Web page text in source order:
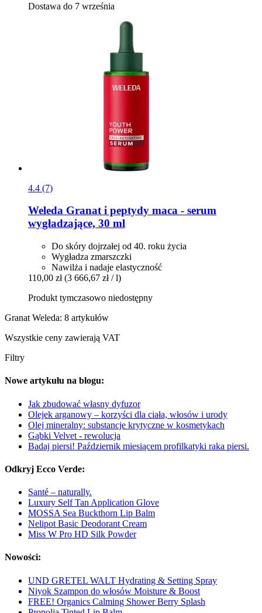
Dostawa do 7 września
4.4 (7)
Weleda Granat i peptydy maca -​ serum
wygładzające, 30 ml
Do skóry dojrzałej od 40. roku życia
Wygładza zmarszczki
Nawilża i nadaje elastyczność
110,00 zł (3 666,67 zł / l)
Produkt tymczasowo niedostępny
Granat Weleda: 8 artykułów
Wszystkie ceny zawierają VAT
Filtry
Nowe artykułu na blogu:
Jak zbudować własny dyfuzor
Olejek arganowy – korzyści dla ciała, włosów i urody
Olej mineralny: substancje krytyczne w kosmetykach
Gąbki Velvet - rewolucja
Badaj piersi! Październik miesiącem profilkatyki raka piersi.
Odkryj Ecco Verde:
Santé – naturally.
Luxury Self Tan Application Glove
MOSSA Sea Buckthorn Lip Balm
Nelipot Basic Deodorant Cream
Miss W Pro HD Silk Powder
Nowości:
UND GRETEL WALT Hydrating & Setting Spray
Niyok Szampon do włosów Moisture & Boost
FREE! Organics Calming Shower Berry Splash